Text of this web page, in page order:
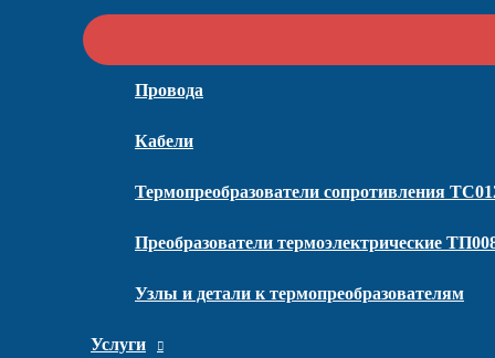
Провода
Кабели
Термопреобразователи сопротивления
Преобразователи термоэлектрические
Узлы и детали к термопреобразователям
Услуги